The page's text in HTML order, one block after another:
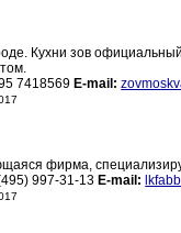
Кухни зов
7418569 E-mail:
фирма,
997-31-13 E-mail: